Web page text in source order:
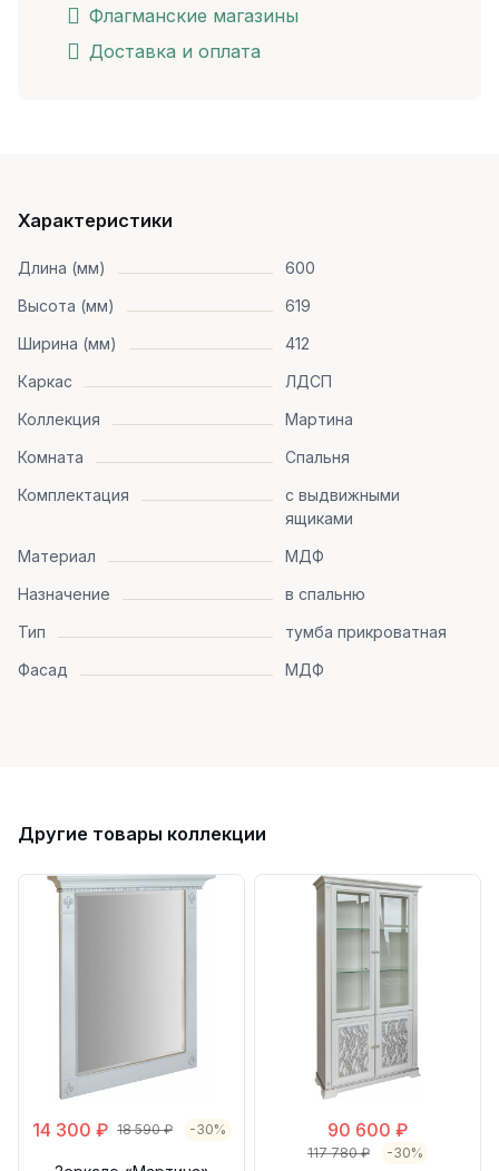
Флагманские магазины
Доставка и оплата
Характеристики
Длина (мм)
600
Высота (мм)
619
Ширина (мм)
412
Каркас
ЛДСП
Коллекция
Мартина
Комната
Спальня
Комплектация
с выдвижными
ящиками
Материал
МДФ
Назначение
в спальню
Тип
тумба прикроватная
Фасад
МДФ
Другие товары коллекции
14 300 ₽ 18 590 ₽ -30% 90 600 ₽
117 780 ₽ -30%